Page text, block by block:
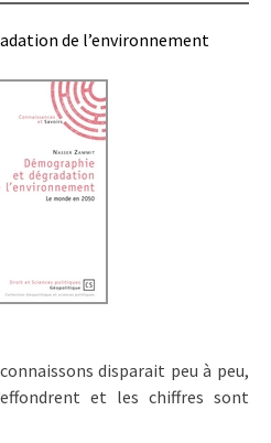
de l’environnement
disparait peu à peu,
et les chiffres sont